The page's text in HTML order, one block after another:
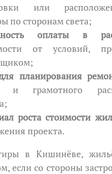
или
по сторонам света;
оплаты в
от условий,
планирования
и грамотного
роста стоимости
проекта.
если со стороны